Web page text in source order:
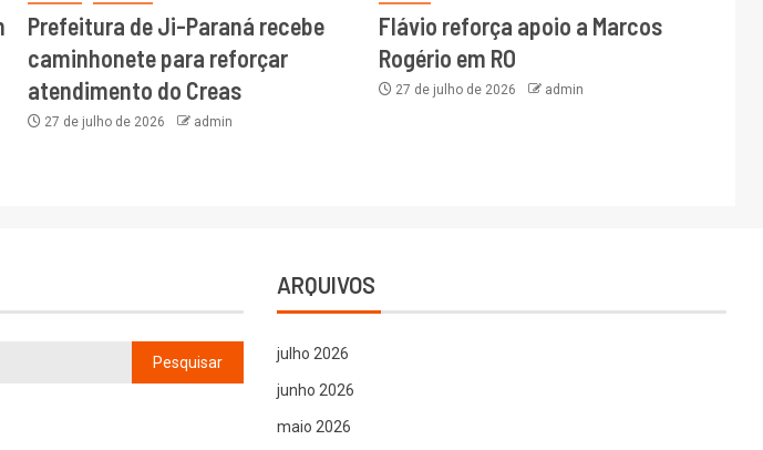
Prefeitura de Ji-Paraná recebe
caminhonete para reforçar
atendimento do Creas
27 de julho de 2026 admin
Flávio reforça apoio a Marcos
Rogério em RO
27 de julho de 2026 admin
ARQUIVOS
julho 2026
junho 2026
maio 2026